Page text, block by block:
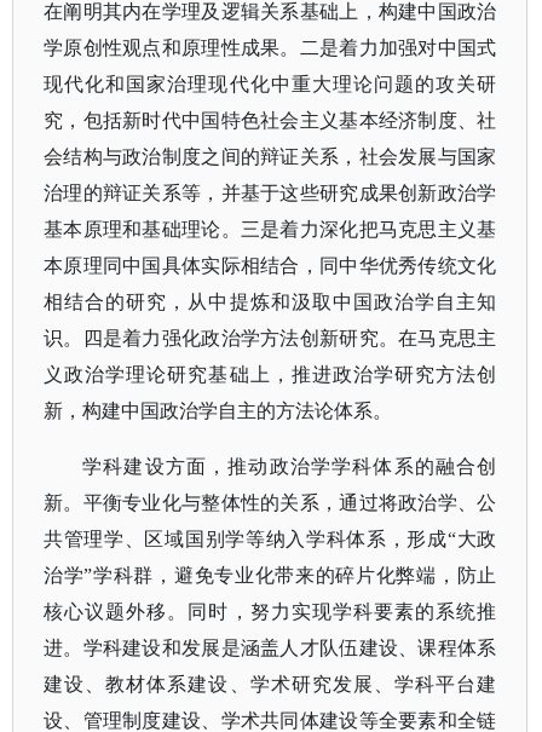
在阐明其内在学理及逻辑关系基础上，构建中国政治
学原创性观点和原理性成果。二是着力加强对中国式
现代化和国家治理现代化中重大理论问题的攻关研
究，包括新时代中国特色社会主义基本经济制度、社
会结构与政治制度之间的辩证关系，社会发展与国家
治理的辩证关系等，并基于这些研究成果创新政治学
基本原理和基础理论。三是着力深化把马克思主义基
本原理同中国具体实际相结合，同中华优秀传统文化
相结合的研究，从中提炼和汲取中国政治学自主知
识。四是着力强化政治学方法创新研究。在马克思主
义政治学理论研究基础上，推进政治学研究方法创
新，构建中国政治学自主的方法论体系。
学科建设方面，推动政治学学科体系的融合创
新。平衡专业化与整体性的关系，通过将政治学、公
共管理学、区域国别学等纳入学科体系，形成“大政
治学”学科群，避免专业化带来的碎片化弊端，防止
核心议题外移。同时，努力实现学科要素的系统推
进。学科建设和发展是涵盖人才队伍建设、课程体系
建设、教材体系建设、学术研究发展、学科平台建
设、管理制度建设、学术共同体建设等全要素和全链